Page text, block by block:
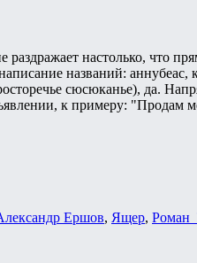
раздражает настолько, что
названий:
сюсюканье), да.
к примеру: "Продам
Ершов, Ящер,